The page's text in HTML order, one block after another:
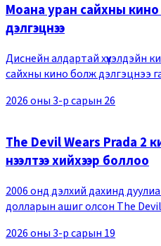
Моана уран сайхны
дэлгэцнээ
Диснейн алдартай хүүхэлдэйн
сайхны кино болж дэлгэцнээ
өмнөх цувралууд нийтдээ 1.7
2026 оны 3-р сарын 26
The Devil Wears Prada 2
нээлтээ хийхээр боллоо
2006 онд дэлхий дахинд
долларын ашиг олсон The
29-нд нээлтээ хийхээр албан
2026 оны 3-р сарын 19